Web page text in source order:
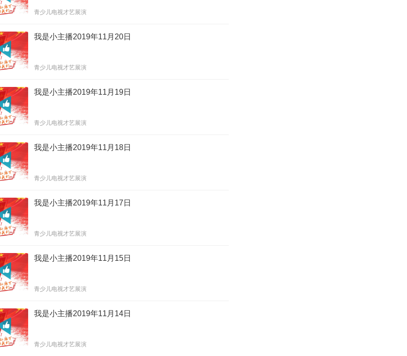
青少儿电视才艺展演
我是小主播2019年11月20日
青少儿电视才艺展演
我是小主播2019年11月19日
青少儿电视才艺展演
我是小主播2019年11月18日
青少儿电视才艺展演
我是小主播2019年11月17日
青少儿电视才艺展演
我是小主播2019年11月15日
青少儿电视才艺展演
我是小主播2019年11月14日
青少儿电视才艺展演